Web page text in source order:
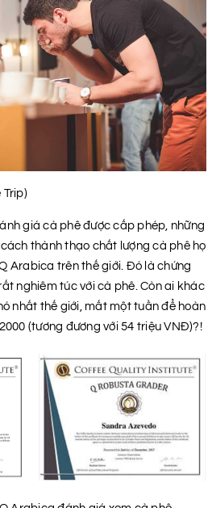
Trip)
giá cà phê được cấp phép, những
thành thạo chất lượng cà phê họ
Arabica trên thế giới. Đó là chứng
nghiêm túc với cà phê. Còn ai khác
nhất thế giới, mất một tuần để hoàn
(tương đương với 54 triệu VNĐ)?!